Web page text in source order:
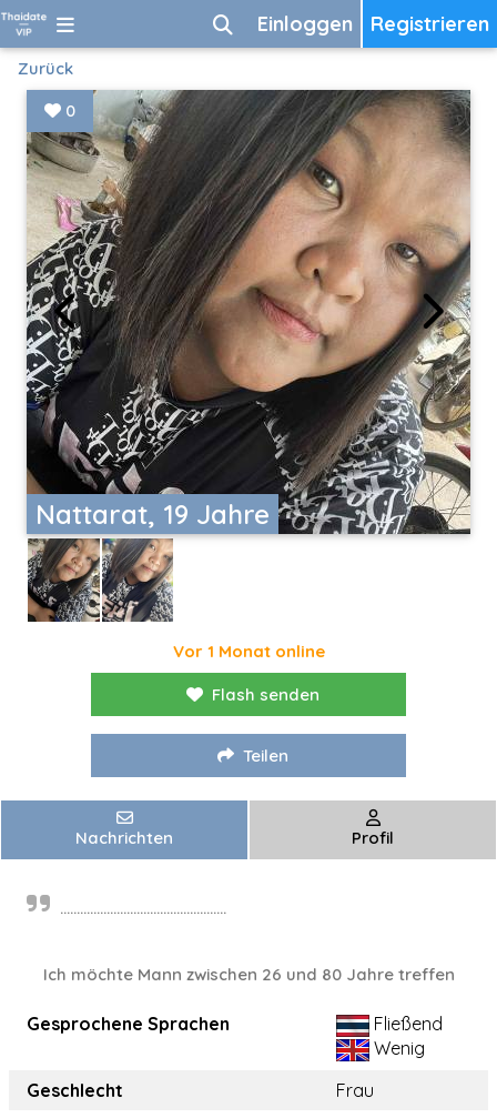
Registrieren
Einloggen
Zurück
Nattarat, 19 Jahre
0
Vor 1 Monat online
Flash senden
Teilen
Nachrichten Profil
..................................................
Ich möchte Mann zwischen 26 und 80 Jahre treffen
Gesprochene Sprachen
Fließend
Wenig
Geschlecht
Frau